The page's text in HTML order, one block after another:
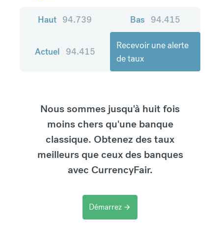
Haut 94.739 Bas 94.415
Actuel 94.415
Recevoir une alerte
de taux
Nous sommes jusqu'à huit fois
moins chers qu'une banque
classique. Obtenez des taux
meilleurs que ceux des banques
avec CurrencyFair.
Démarrez arrow_forward